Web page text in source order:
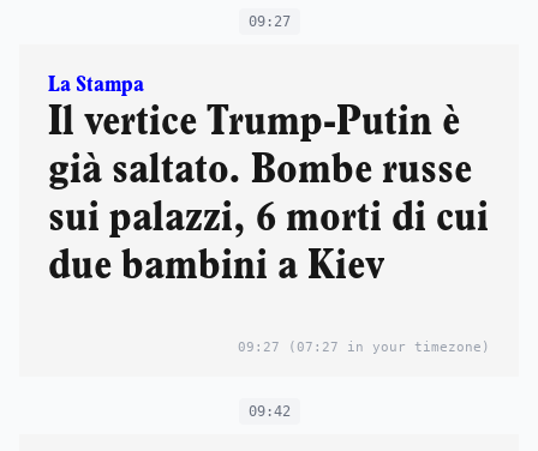
09:27
La Stampa
Il vertice Trump-Putin è
già saltato. Bombe russe
sui palazzi, 6 morti di cui
due bambini a Kiev
09:27 (07:27 in your timezone)
09:42